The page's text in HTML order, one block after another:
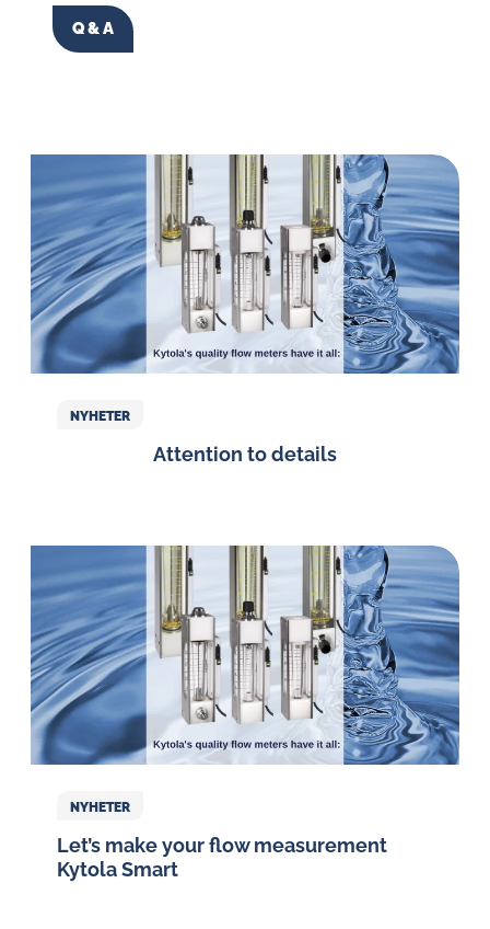
Q & A
NYHETER
Attention to details
NYHETER
Let’s make your flow measurement
Kytola Smart